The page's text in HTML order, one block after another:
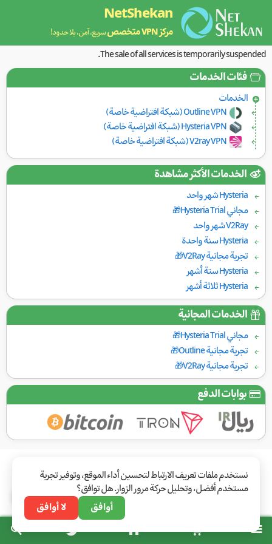
نستخدم ملفات تعريف الارتباط لتحسين أداء الموقع، وتوفير تجربة
مستخدم أفضل، وتحليل حركة مرور الزوار. هل توافق؟
أوافق
لا أوافق
NetShekan
مركز VPN متخصص سريع، آمن، بلا حدود!
The sale of all services is temporarily suspended.
فئات الخدمات
الخدمات
Outline VPN (شبكة افتراضية خاصة)
Hysteria VPN (شبكة افتراضية خاصة)
V2ray VPN (شبكة افتراضية خاصة)
الخدمات الأكثر مشاهدة
Hysteria شهر واحد
مجاني Hysteria Trial🎁
V2Ray شهر واحد
Hysteria سنة واحدة
تجربة مجانية V2Ray🎁
Hysteria ستة أشهر
Hysteria ثلاثة أشهر
الخدمات المجانية
مجاني Hysteria Trial🎁
تجربة مجانية Outline🎁
تجربة مجانية V2Ray🎁
بوابات الدفع